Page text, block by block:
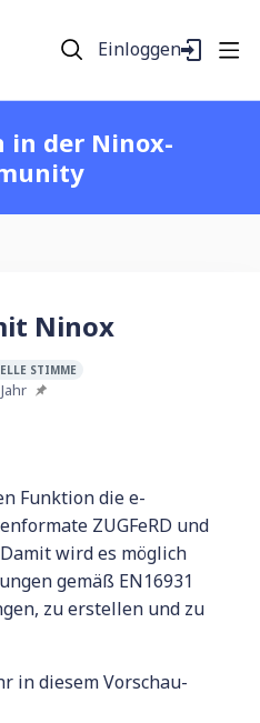
Einloggen
in der Ninox-
Ninox
STIMME
Funktion die e-
ZUGFeRD und
wird es möglich
gemäß EN16931
zu erstellen und zu
in diesem Vorschau-